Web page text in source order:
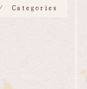
Categories